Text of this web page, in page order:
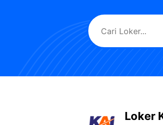
Loker